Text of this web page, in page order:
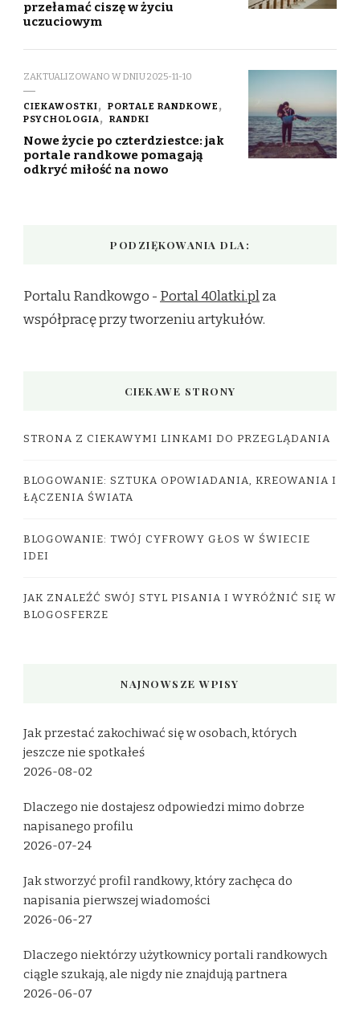
przełamać ciszę w życiu
uczuciowym
ZAKTUALIZOWANO W DNIU2025-11-10
CIEKAWOSTKI
PORTALE RANDKOWE
PSYCHOLOGIA
RANDKI
Nowe życie po czterdziestce: jak
portale randkowe pomagają
odkryć miłość na nowo
PODZIĘKOWANIA DLA:
Portalu Randkowgo - Portal 40latki.plza
współpracę przy tworzeniu artykułów.
CIEKAWE STRONY
STRONA Z CIEKAWYMI LINKAMI DO PRZEGLĄDANIA
BLOGOWANIE: SZTUKA OPOWIADANIA, KREOWANIA I
ŁĄCZENIA ŚWIATA
BLOGOWANIE: TWÓJ CYFROWY GŁOS W ŚWIECIE
IDEI
JAK ZNALEŹĆ SWÓJ STYL PISANIA I WYRÓŻNIĆ SIĘ W
BLOGOSFERZE
NAJNOWSZE WPISY
Jak przestać zakochiwać się w osobach, których
jeszcze nie spotkałeś
2026-08-02
Dlaczego nie dostajesz odpowiedzi mimo dobrze
napisanego profilu
2026-07-24
Jak stworzyć profil randkowy, który zachęca do
napisania pierwszej wiadomości
2026-06-27
Dlaczego niektórzy użytkownicy portali randkowych
ciągle szukają, ale nigdy nie znajdują partnera
2026-06-07